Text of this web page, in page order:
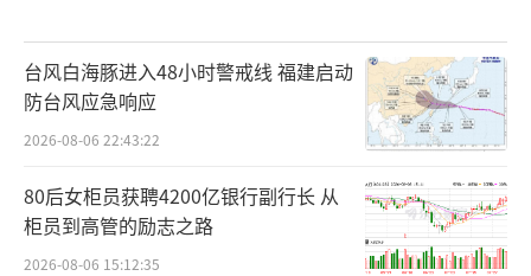
台风白海豚进入48小时警戒线 福建启动
防台风应急响应
2026-08-06 22:43:22
80后女柜员获聘4200亿银行副行长 从
柜员到高管的励志之路
2026-08-06 15:12:35